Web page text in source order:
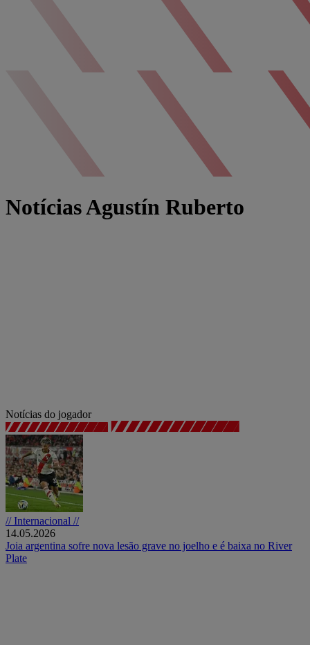
Notícias Agustín Ruberto
Notícias do jogador
// Internacional //
14.05.2026
Joia argentina sofre nova lesão grave no joelho e é baixa no River
Plate